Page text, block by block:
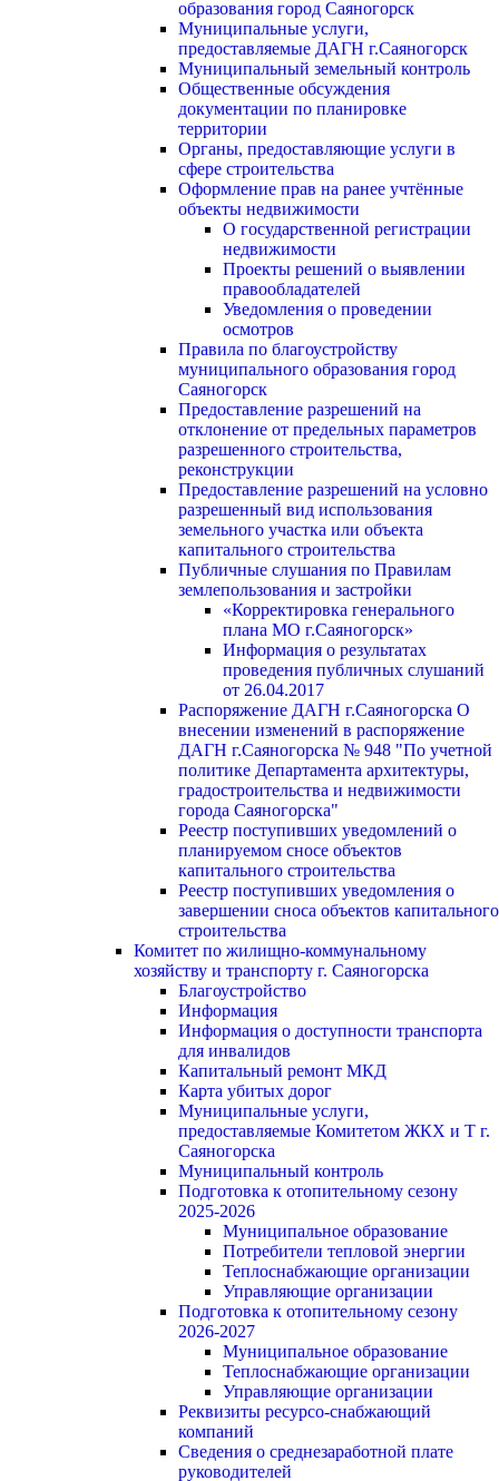
образования город Саяногорск
Муниципальные услуги,
предоставляемые ДАГН г.Саяногорск
Муниципальный земельный контроль
Общественные обсуждения
документации по планировке
территории
Органы, предоставляющие услуги в
сфере строительства
Оформление прав на ранее учтённые
объекты недвижимости
О государственной регистрации
недвижимости
Проекты решений о выявлении
правообладателей
Уведомления о проведении
осмотров
Правила по благоустройству
муниципального образования город
Саяногорск
Предоставление разрешений на
отклонение от предельных параметров
разрешенного строительства,
реконструкции
Предоставление разрешений на условно
разрешенный вид использования
земельного участка или объекта
капитального строительства
Публичные слушания по Правилам
землепользования и застройки
«Корректировка генерального
плана МО г.Саяногорск»
Информация о результатах
проведения публичных слушаний
от 26.04.2017
Распоряжение ДАГН г.Саяногорска О
внесении изменений в распоряжение
ДАГН г.Саяногорска № 948 "По учетной
политике Департамента архитектуры,
градостроительства и недвижимости
города Саяногорска"
Реестр поступивших уведомлений о
планируемом сносе объектов
капитального строительства
Реестр поступивших уведомления о
завершении сноса объектов капитального
строительства
Комитет по жилищно-коммунальному
хозяйству и транспорту г. Саяногорска
Благоустройство
Информация
Информация о доступности транспорта
для инвалидов
Капитальный ремонт МКД
Карта убитых дорог
Муниципальные услуги,
предоставляемые Комитетом ЖКХ и Т г.
Саяногорска
Муниципальный контроль
Подготовка к отопительному сезону
2025-2026
Муниципальное образование
Потребители тепловой энергии
Теплоснабжающие организации
Управляющие организации
Подготовка к отопительному сезону
2026-2027
Муниципальное образование
Теплоснабжающие организации
Управляющие организации
Реквизиты ресурсо-снабжающий
компаний
Сведения о среднезаработной плате
руководителей